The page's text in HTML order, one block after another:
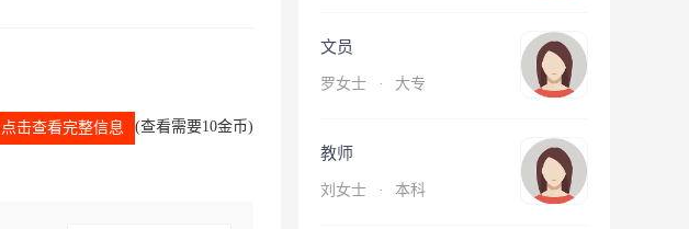
点击查看完整信息 (查看需要10金币)
文员
罗女士 · 大专
教师
刘女士 · 本科